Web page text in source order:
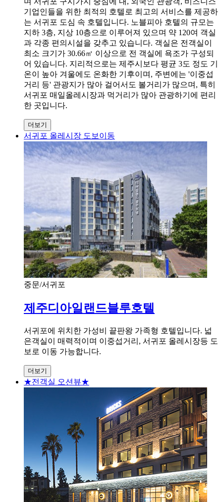
기업인들을 위한 최적의 호텔로 최고의 서비스를 제공하
는 서귀포 도심 속 호텔입니다. 노블피아 호텔의 규모는
지하 3층, 지상 10층으로 이루어져 있으며 약 120여 객실
과 각종 편의시설을 갖추고 있습니다. 객실은 전객실이
최소 크기가 30.66㎡ 이상으로 전 객실에 욕조가 구성되
어 있습니다. 지리적으로는 제주시보다 평균 3도 정도 기
온이 높아 겨울에도 온화한 기후이며, 주변에는 '이중섭
거리 등' 관광지가 많아 걸어서도 볼거리가 많으며, 특히
서귀포 매일올레시장과 먹거리가 많아 관광하기에 편리
한 곳입니다.
더보기
서귀포 올레시장 도보이동
중문/서귀포
제주디아일랜드블루호텔
서귀포에 위치한 가성비 끝판왕 가족형 호텔입니다. 넓
은객실이 매력적이며 이중섭거리, 서귀포 올레시장등 도
보로 이동 가능합니다.
더보기
★전객실 오션뷰★